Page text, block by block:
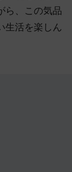
ら、この気品
生活を楽しん